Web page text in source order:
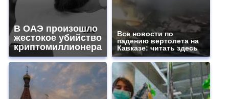
В ОАЭ произошло
жестокое убийство
криптомиллионера
Все новости по
падению вертолета на
Кавказе: читать здесь